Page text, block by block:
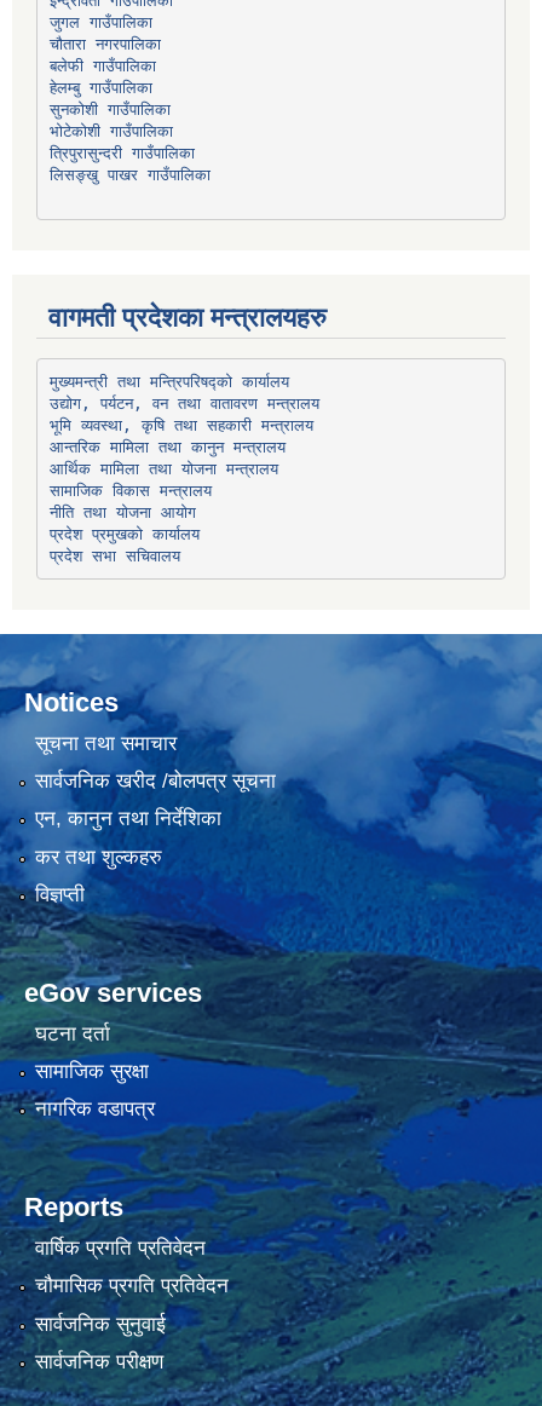
जुगल गाउँपालिका
चौतारा नगरपालिका
बलेफी गाउँपालिका
हेलम्बु गाउँपालिका
सुनकोशी गाउँपालिका
भोटेकोशी गाउँपालिका
त्रिपुरासुन्दरी गाउँपालिका
लिसङ्खु पाखर गाउँपालिका
वागमती प्रदेशका मन्त्रालयहरु
मुख्यमन्त्री तथा मन्त्रिपरिषद्को कार्यालय
उद्योग, पर्यटन, वन तथा वातावरण मन्त्रालय
भूमि व्यवस्था, कृषि तथा सहकारी मन्त्रालय
आन्तरिक मामिला तथा कानुन मन्त्रालय
आर्थिक मामिला तथा योजना मन्त्रालय
सामाजिक विकास मन्त्रालय
नीति तथा योजना आयोग
प्रदेश प्रमुखको कार्यालय
प्रदेश सभा सचिवालय
Notices
सूचना तथा समाचार
सार्वजनिक खरीद /बोलपत्र सूचना
एन, कानुन तथा निर्देशिका
कर तथा शुल्कहरु
विज्ञप्ती
eGov services
घटना दर्ता
सामाजिक सुरक्षा
नागरिक वडापत्र
Reports
वार्षिक प्रगति प्रतिवेदन
चौमासिक प्रगति प्रतिवेदन
सार्वजनिक सुनुवाई
सार्वजनिक परीक्षण